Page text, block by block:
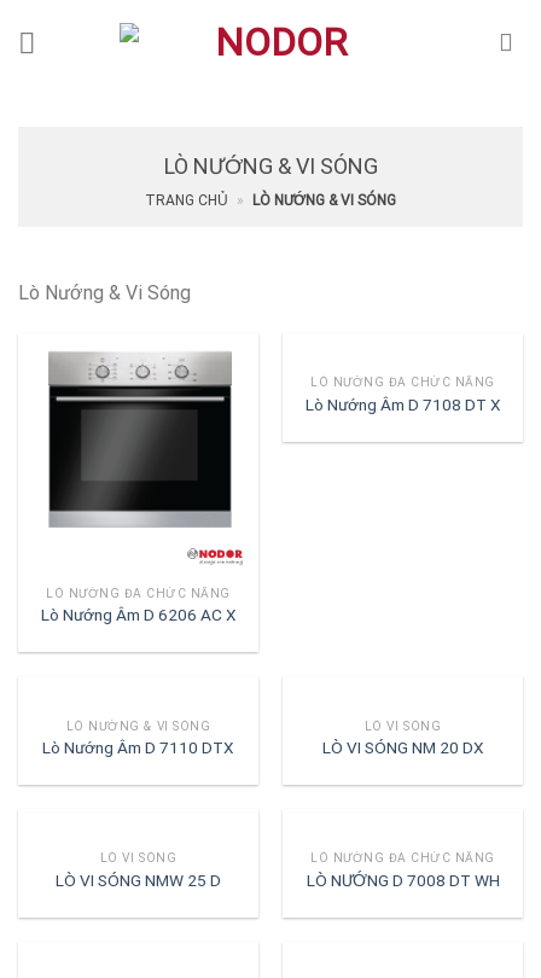
LÒ NƯỚNG & VI SÓNG
TRANG CHỦ » LÒ NƯỚNG & VI SÓNG
Lò Nướng & Vi Sóng
LÒ NƯỚNG ĐA CHỨC NĂNG
Lò Nướng Âm D 6206 AC X
LÒ NƯỚNG ĐA CHỨC NĂNG
Lò Nướng Âm D 7108 DT X
LÒ NƯỚNG & VI SÓNG
Lò Nướng Âm D 7110 DTX
LÒ VI SÓNG
LÒ VI SÓNG NM 20 DX
LÒ VI SÓNG
LÒ VI SÓNG NMW 25 D
LÒ NƯỚNG ĐA CHỨC NĂNG
LÒ NƯỚNG D 7008 DT WH